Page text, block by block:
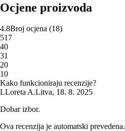
Ocjene proizvoda
4.8Broj ocjena (18)
517
40
31
20
10
Kako funkcioniraju recenzije?
LLoreta A.Litva, 18. 8. 2025
Dobar izbor.
Ova recenzija je automatski prevedena.